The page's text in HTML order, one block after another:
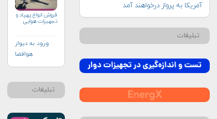
آمریکا به پرواز درخواهند آمد
تبلیغات
فروش انواع پهپاد و
تجهيزات هوايي
ورود به دیوار
هوافضا
تبلیغات